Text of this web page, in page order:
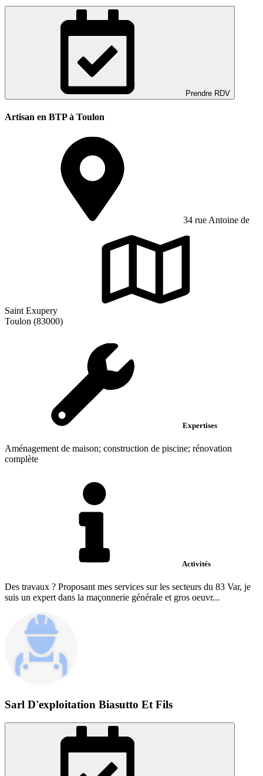
Prendre RDV
Artisan en BTP à Toulon
34 rue Antoine de
Saint Exupery
Toulon (83000)
Expertises
Aménagement de maison; construction de piscine; rénovation
complète
Activités
Des travaux ? Proposant mes services sur les secteurs du 83 Var, je
suis un expert dans la maçonnerie générale et gros oeuvr...
Sarl D'exploitation Biasutto Et Fils